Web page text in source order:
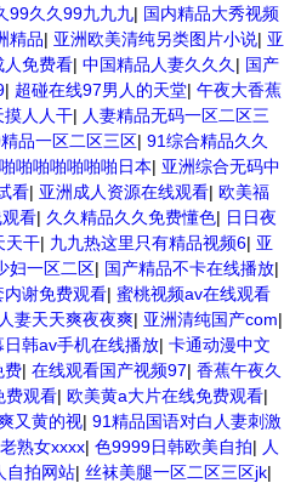
99久久99九九九| 国内精品大秀视频
精品| 亚洲欧美清纯另类图片小说| 亚
人免费看| 中国精品人妻久久久 | 国产
| 超碰在线97男人的天堂| 午夜大香蕉
摸人人干| 人妻精品无码一区二区三
品一区二区三区| 91综合精品久久
啪啪啪啪啪啪日本| 亚洲综合无码中
看| 亚洲成人资源在线观看| 欧美福
看| 久久精品久久免费懂色| 日日夜
天干| 九九热这里只有精品视频6| 亚
妇一区二区| 国产精品不卡在线播放|
内谢免费观看| 蜜桃视频av在线观看
妻天天爽夜夜爽| 亚洲清纯国产com|
日韩av手机在线播放| 卡通动漫中文
费| 在线观看国产视频97| 香蕉午夜久
费观看| 欧美黄a大片在线免费观看|
又黄的视| 91精品国语对白人妻刺激
熟女xxxx| 色9999日韩欧美自拍| 人
自拍网站| 丝袜美腿一区二区三区jk|